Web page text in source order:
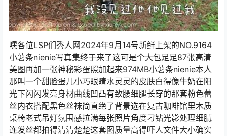
嘿各位LSP们秀人网2024年9月14号新鲜上架的NO.9164
小薯条nienie写真集终于来了这可是个大包足足87张高清
美图再加一张神秘彩蛋照加起来974MB小薯条nienie本人
那叫一个甜脸蛋儿小巧眼睛水灵灵的皮肤白得像牛奶在阳
光下闪闪发亮身材曲线凹凸有致腰细腿长穿的那套粉色蕾
丝内衣搭配黑色丝袜简直绝了背景选在复古咖啡馆里木质
桌椅老式吊灯氛围感拉满每张照片角度刁钻光影处理细腻
连发丝都拍得清清楚楚这套图质量高得吓人文件大小确实